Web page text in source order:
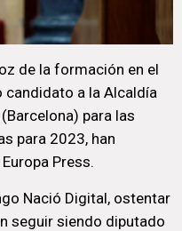
de la formación en el
candidato a la Alcaldía
para las
para 2023, han
Press.
Nació Digital, ostentar
seguir siendo diputado